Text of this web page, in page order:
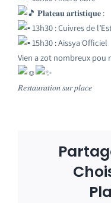
𝐏𝐥𝐚𝐭𝐞𝐚𝐮 𝐚𝐫𝐭𝐢𝐬𝐭𝐢𝐪𝐮𝐞 :
13h30 : Cuivres de
15h30 : Aissya Officiel
Vien a zot nombreux pou
𝑅𝑒𝑠𝑡𝑎𝑢𝑟𝑎𝑡𝑖𝑜𝑛 𝑠𝑢𝑟 𝑝𝑙𝑎𝑐𝑒